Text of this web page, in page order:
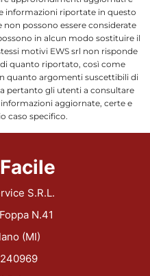
informazioni riportate in questo
possono essere considerate
in alcun modo sostituire il
motivi EWS srl non risponde
quanto riportato, così come
quanto argomenti suscettibili di
pertanto gli utenti a consultare
aggiornate, certe e
caso specifico.
S.R.L.
N.41
(MI)